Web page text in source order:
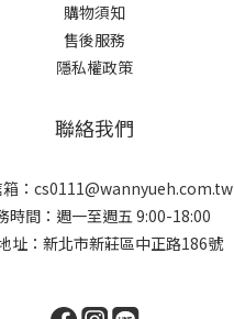
購物須知
售後服務
隱私權政策
聯絡我們
箱：cs0111@wannyueh.com.tw
時間：週一至週五 9:00-18:00
址：新北市新莊區中正路186號